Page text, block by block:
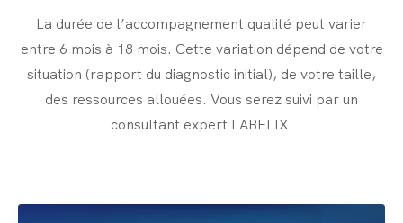
La durée de l’accompagnement qualité peut varier
entre 6 mois à 18 mois. Cette variation dépend de votre
situation (rapport du diagnostic initial), de votre taille,
des ressources allouées. Vous serez suivi par un
consultant expert LABELIX.